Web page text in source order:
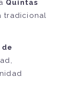
Quintas
tradicional